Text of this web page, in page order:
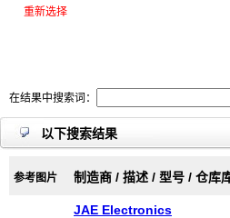
重新选择
在结果中搜索词：
以下搜索结果
参考图片 制造商 / 描述 / 型号 / 仓库
JAE Electronics